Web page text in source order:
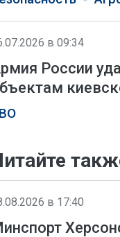
в 09:34
России
в 17:40